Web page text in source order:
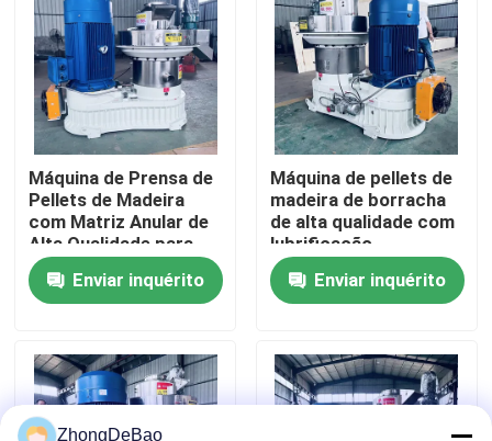
Quem Somos
Fábrica
Controle de Qualidade
Fale Conosco
Pedir um orçamento
Máquina do moinho da pelota
Moinho de pellets de madeira
Máquina de Prensa de
Pellets de Madeira
com Matriz Anular de
Alta Qualidade para
Produção de Energia
LimpaEnviar inquérito
Máquina de pellets de
madeira de borracha
de alta qualidade com
lubrificação
automática e
transmissão de
engrenagem helicoidal
Enviar inquérito
ZhongDeBao